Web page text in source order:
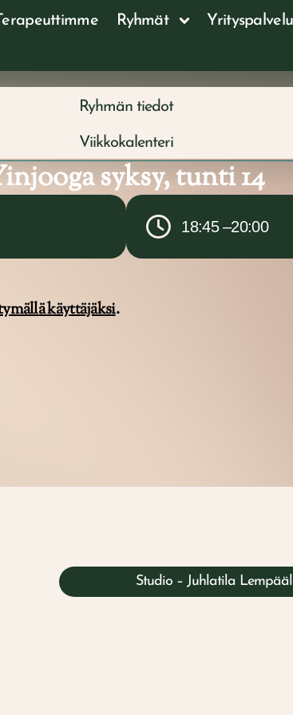
Ryhmät
Ryhmän tiedot
Viikkokalenteri
syksy, tunti 14
18:45 –20:00
käyttäjäksi.
Studio – Juhlatila